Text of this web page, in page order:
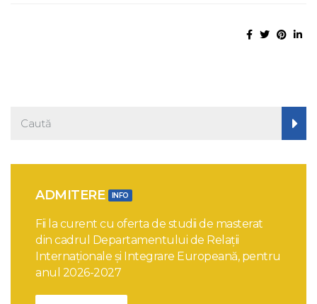
ADMITERE INFO
Fii la curent cu oferta de studii de masterat
din cadrul Departamentului de Relații
Internaționale și Integrare Europeană, pentru
anul 2026-2027